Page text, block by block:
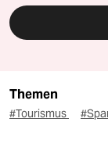
Themen
#Tourismus